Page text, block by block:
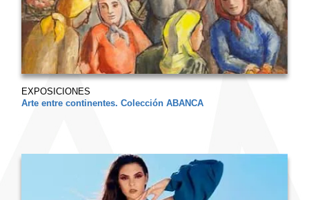
EXPOSICIONES
Arte entre continentes. Colección ABANCA